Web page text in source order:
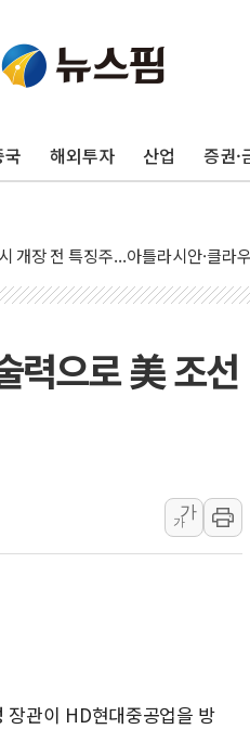
국 해외투자 산업 증권·
7월 고용 2만3000명 감소 '쇼크
슬람 수니파 3개국, 공동방위협정
미 DPAA와 MOU… "6·25 미군 실
금리 내려야"…파월 때와 달리 워시
태양광, 대한민국 다음 100년 밑
령, '6시간 마라톤 부동산 2차 회의'
, 中 겨냥 폴리실리콘 관세 15% 부
이어 "이란 최고지도자 위독…곧 사
전, 해남군에 국내 최대 규모
] 중동 불안 속 유가 상승에 소폭
버스 청년주택' SNS 글 역풍에 "정
그러지고 가뭄 숙지나...경북동해안
신축도 3.3㎡당 7250만원…써밋 클
·그린벨트로 또 충돌…반복되는
력으로 美 조선
가
가
관이 HD현대중공업을 방